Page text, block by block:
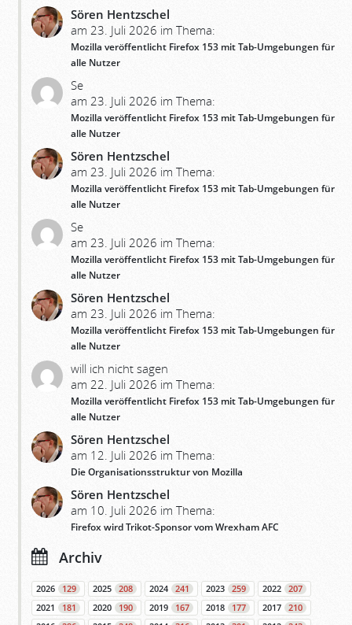
Sören Hentzschel
am 23. Juli 2026 im Thema:
Mozilla veröffentlicht Firefox 153 mit Tab-Umgebungen für
alle Nutzer
Se
am 23. Juli 2026 im Thema:
Mozilla veröffentlicht Firefox 153 mit Tab-Umgebungen für
alle Nutzer
Sören Hentzschel
am 23. Juli 2026 im Thema:
Mozilla veröffentlicht Firefox 153 mit Tab-Umgebungen für
alle Nutzer
Se
am 23. Juli 2026 im Thema:
Mozilla veröffentlicht Firefox 153 mit Tab-Umgebungen für
alle Nutzer
Sören Hentzschel
am 23. Juli 2026 im Thema:
Mozilla veröffentlicht Firefox 153 mit Tab-Umgebungen für
alle Nutzer
will ich nicht sagen
am 22. Juli 2026 im Thema:
Mozilla veröffentlicht Firefox 153 mit Tab-Umgebungen für
alle Nutzer
Sören Hentzschel
am 12. Juli 2026 im Thema:
Die Organisationsstruktur von Mozilla
Sören Hentzschel
am 10. Juli 2026 im Thema:
Firefox wird Trikot-Sponsor vom Wrexham AFC
Archiv
2026 129 2025 208 2024 241 2023 259 2022
207
2021
181 2020 190 2019 167 2018 177 2017
210